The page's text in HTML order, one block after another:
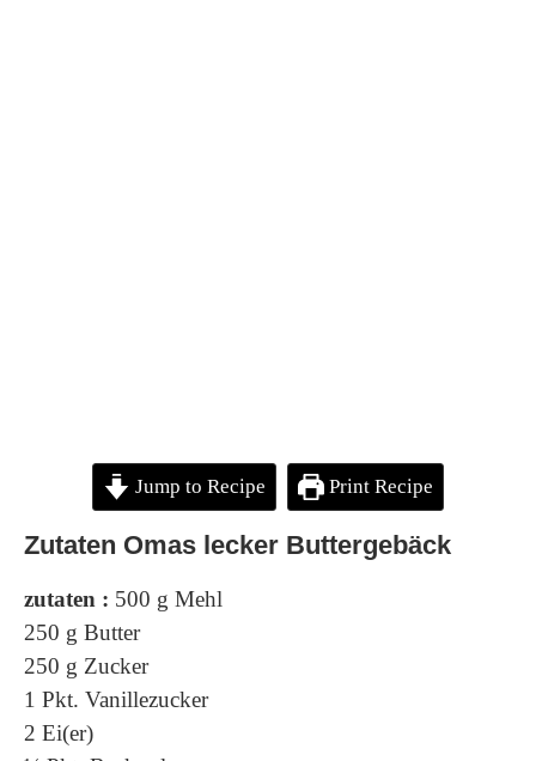
Jump to Recipe Print Recipe
Zutaten Omas lecker Buttergebäck
zutaten : 500 g Mehl
250 g Butter
250 g Zucker
1 Pkt. Vanillezucker
2 Ei(er)